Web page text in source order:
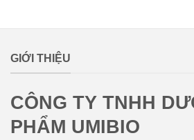
GIỚI THIỆU
CÔNG TY TNHH
PHẨM UMIBIO